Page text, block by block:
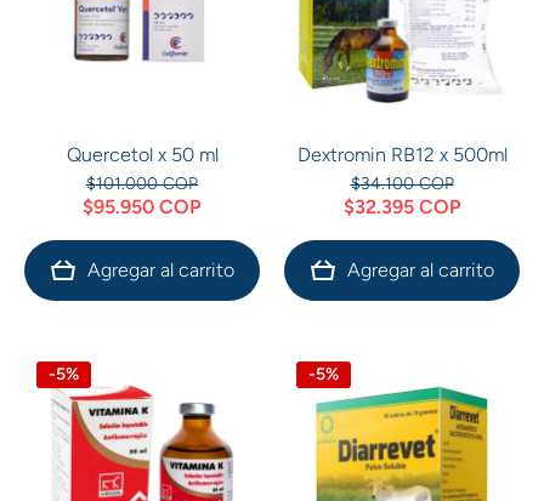
Quercetol x 50 ml
$101.000 COP
$95.950 COP
Agregar al carrito
Dextromin RB12 x 500ml
$34.100 COP
$32.395 COP
Agregar al carrito
-5% -5%